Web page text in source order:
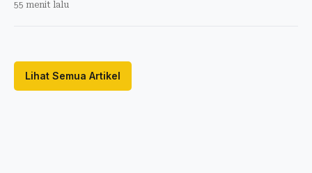
55 menit lalu
Lihat Semua Artikel